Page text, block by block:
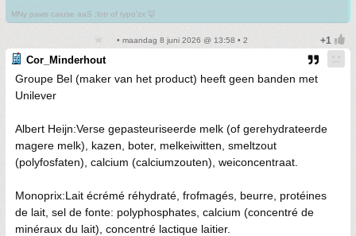
MNy paws caiuse aaS ;lotr of typo'zx 🦊
• maandag 8 juni 2026 @ 13:58 • 2
Cor_Minderhout
Groupe Bel (maker van het product) heeft geen banden met
Unilever
Albert Heijn:Verse gepasteuriseerde melk (of gerehydrateerde
magere melk), kazen, boter, melkeiwitten, smeltzout
(polyfosfaten), calcium (calciumzouten), weiconcentraat.
Monoprix:Lait écrémé réhydraté, frofmagés, beurre, protéines
de lait, sel de fonte: polyphosphates, calcium (concentré de
minéraux du lait), concentré lactique laitier.